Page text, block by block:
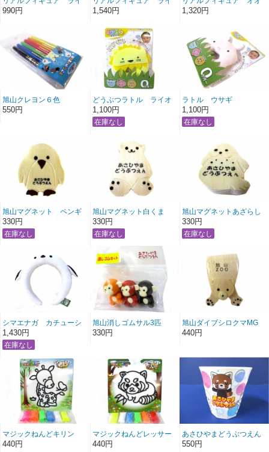
オン仔
990円
オンオス
1,540円
カミ吠え
1,320円
旭山クレヨン６色
550円
どうぶつラトル ライオ
ン1,100円
ラトル ウサギ
1,100円
旭山マグネット ペンギ
ン
330円
旭山マグネット白くま
330円
旭山マグネットあざらし
330円
シマエナガ カチューシ
ャ
1,430円
旭山消しゴムサル3匹
330円
旭山ダイブシロクマMG
440円
マジックねんどキリン
440円
マジックねんどレッサー
パンダ
440円
あさひやまどうぶつえん
フリーカップ
550円